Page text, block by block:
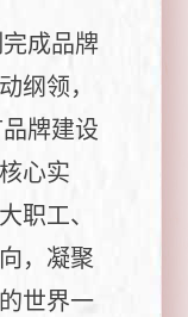
成品牌
纲领，
牌建设
心实
职工、
，凝聚
世界一